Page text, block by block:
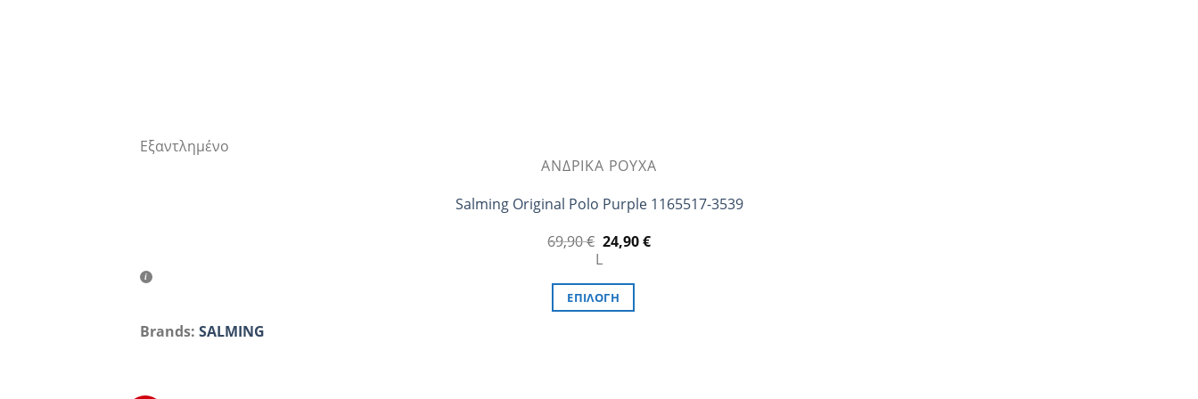
Εξαντλημένο
ΑΝΔΡΙΚΆ ΡΟΎΧΑ
Salming Original Polo Purple 1165517-3539
69,90€ Original
price
was:
69,90 €.
24,90€Η
L
ΕΠΙΛΟΓΉ
Brands: SALMING